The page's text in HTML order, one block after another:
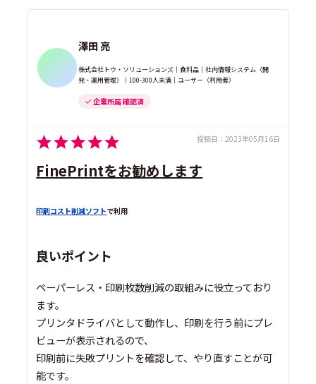
澤田 亮
株式会社トウ・ソリューションズ｜食料品｜社内情報システム（開
発・運用管理）｜100-300人未満｜ユーザー（利用者）
企業所属 確認済
投稿日： 2023年05月16日
FinePrintをお勧めします
印刷コスト削減ソフトで利用
良いポイント
ペーパーレス・印刷枚数削減の取組みに役立っており
ます。
プリンタドライバとして動作し、印刷を行う前にプレ
ビューが表示されるので、
印刷前に失敗プリントを確認して、やり直すことが可
能です。